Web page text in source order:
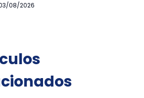
08/2026